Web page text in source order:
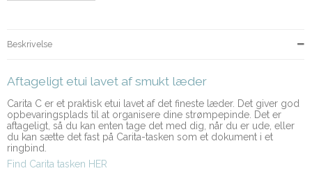
Beskrivelse
Aftageligt etui lavet af smukt læder
Carita C er et praktisk etui lavet af det fineste læder. Det giver god
opbevaringsplads til at organisere dine strømpepinde. Det er
aftageligt, så du kan enten tage det med dig, når du er ude, eller
du kan sætte det fast på Carita-tasken som et dokument i et
ringbind.
Find Carita tasken HER